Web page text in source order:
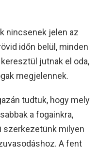
nincsenek jelen az
időn belül, minden
jutnak el oda,
megjelennek.
tudtuk, hogy mely
a fogainkra,
szerkezetünk milyen
A fent